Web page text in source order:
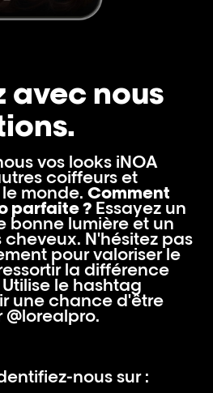
avec nous
vos looks iNOA
coiffeurs et
monde. Comment
parfaite ? Essayez un
bonne lumière et un
cheveux. N'hésitez pas
pour valoriser le
la différence
le hashtag
une chance d'être
@lorealpro.
nous sur :